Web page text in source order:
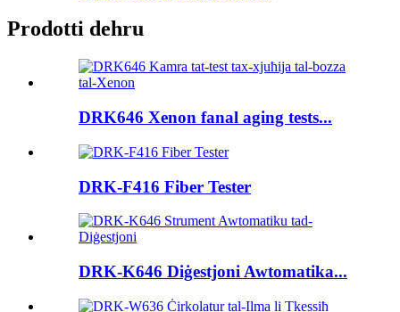
Prodotti dehru
DRK646 Xenon fanal aging tests...
DRK-F416 Fiber Tester
DRK-K646 Diġestjoni Awtomatika...